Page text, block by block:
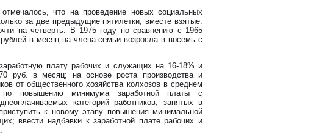
что на проведение новых социальных
за две предыдущие пятилетки, вместе взятые.
на четверть. В 1975 году по сравнению с 1965
в месяц на члена семьи возросла в восемь с
плату рабочих и служащих на 16-18% и
руб. в месяц; на основе роста производства и
от общественного хозяйства колхозов в среднем
по повышению минимума заработной платы с
категорий работников, занятых в
к новому этапу повышения минимальной
ввести надбавки к заработной плате рабочих и